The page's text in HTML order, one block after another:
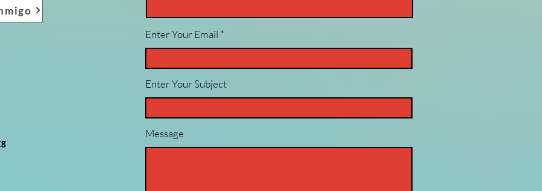
Enter Your Email
Enter Your Subject
Message